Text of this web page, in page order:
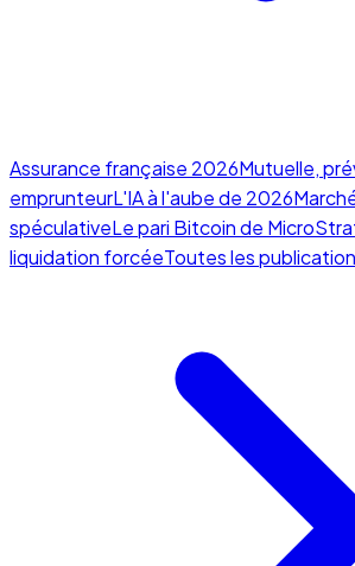
Assurance française 2026Mutuelle,
emprunteurL'IA à l'aube de 2026
spéculativeLe pari Bitcoin de
liquidation forcéeToutes les